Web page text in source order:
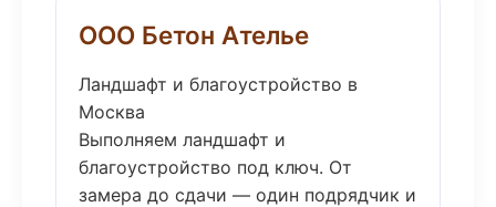
ООО Бетон Ателье
Ландшафт и благоустройство в
Москва
Выполняем ландшафт и
благоустройство под ключ. От
замера до сдачи — один подрядчик и